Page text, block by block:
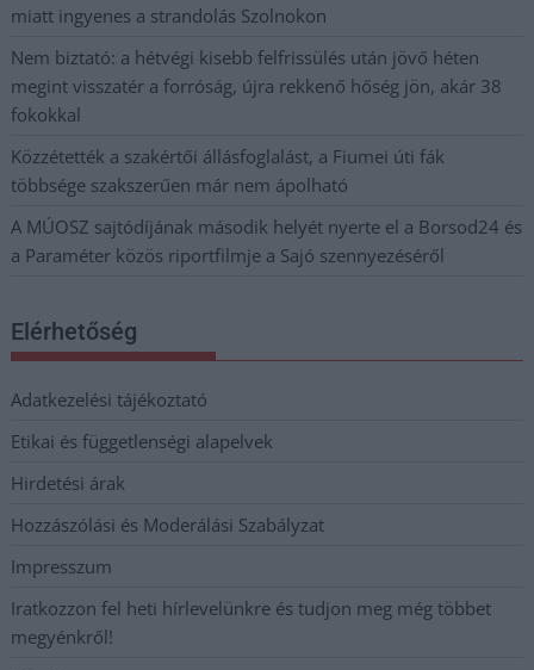
miatt ingyenes a strandolás Szolnokon
Nem biztató: a hétvégi kisebb felfrissülés után jövő héten
megint visszatér a forróság, újra rekkenő hőség jön, akár 38
fokokkal
Közzétették a szakértői állásfoglalást, a Fiumei úti fák
többsége szakszerűen már nem ápolható
A MÚOSZ sajtódíjának második helyét nyerte el a Borsod24 és
a Paraméter közös riportfilmje a Sajó szennyezéséről
Elérhetőség
Adatkezelési tájékoztató
Etikai és függetlenségi alapelvek
Hirdetési árak
Hozzászólási és Moderálási Szabályzat
Impresszum
Iratkozzon fel heti hírlevelünkre és tudjon meg még többet
megyénkről!